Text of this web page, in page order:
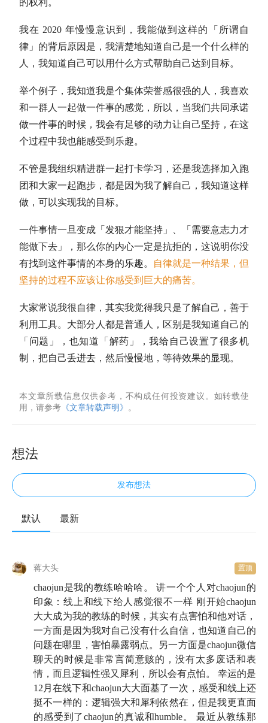
我在 2020 年慢慢意识到，我能做到这样的「所谓自
律」的背后原因是，我清楚地知道自己是一个什么样的
人，我知道自己可以用什么方式帮助自己达到目标。
举个例子，我知道我是个集体荣誉感很强的人，我喜欢
和一群人一起做一件事的感觉，所以，当我们共同承诺
做一件事的时候，我会有足够的动力让自己坚持，在这
个过程中我也能感受到乐趣。
不管是我组织精进群一起打卡学习，还是我选择加入跑
团和大家一起跑步，都是因为我了解自己，我知道这样
做，可以实现我的目标。
一件事情一旦变成「发狠才能坚持」、「需要意志力才
能做下去」，那么你的内心一定是抗拒的，这说明你没
有找到这件事情的本身的乐趣。
自律就是一种结果，但
坚持的过程不应该让你感受到巨大的痛苦。
大家常说我很自律，其实我觉得我只是了解自己，善于
利用工具。大部分人都是普通人，区别是我知道自己的
「问题」，也知道「解药」，我给自己设置了很多机
制，把自己丢进去，然后慢慢地，等待效果的显现。
本文章所载信息仅供参考，不构成任何投资建议。如转载使
用，请参考 《文章转载声明》 。
想法
发布想法
默认 最新
蒋大头 置顶
chaojun是我的教练哈哈哈。 讲一个个人对chaojun的
印象：线上和线下给人感觉很不一样 刚开始chaojun
大大成为我的教练的时候，其实有点害怕和他对话，
一方面是因为我对自己没有什么自信，也知道自己的
问题在哪里，害怕暴露弱点。另一方面是chaojun微信
聊天的时候是非常言简意赅的，没有太多废话和表
情，而且逻辑性强又犀利，所以会有点怕。 幸运的是
12月在线下和chaojun大大面基了一次，感受和线上还
挺不一样的：逻辑强大和犀利依然在，但是我更直面
的感受到了chaojun的真诚和humble。 最近从教练那